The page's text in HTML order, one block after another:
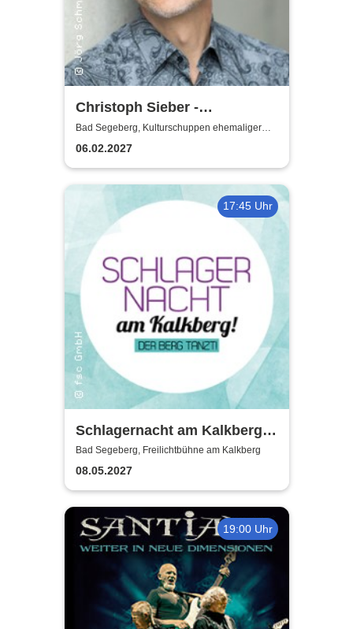
Christoph Sieber -
Weitermachen!
Bad Segeberg, Kulturschuppen ehemaliger
Antikschuppen
06.02.2027
17:45 Uhr
Schlagernacht am Kalkberg
2027
Bad Segeberg, Freilichtbühne am Kalkberg
08.05.2027
19:00 Uhr